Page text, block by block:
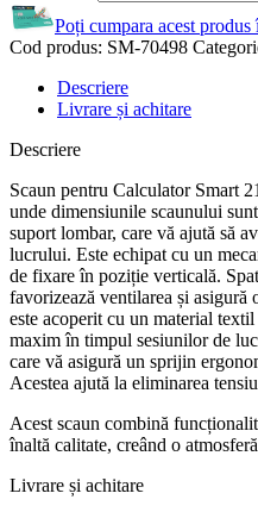
Poți cumpara acest produs
Cod produs: SM-70498
Descriere
Livrare și achitare
Descriere
Scaun pentru Calculator Smart
unde dimensiunile scaunului
suport lombar, care vă ajută să
lucrului. Este echipat cu un
de fixare în poziție verticală.
favorizează ventilarea și asigură
este acoperit cu un material
maxim în timpul sesiunilor de
care vă asigură un sprijin
Acestea ajută la eliminarea
Acest scaun combină
înaltă calitate, creând o
Livrare și achitare